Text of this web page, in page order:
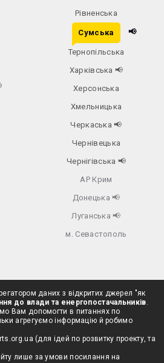
Рівненська
Сумська 📢
Тернопільська
Харківська 📢
Херсонська
Хмельницька
Черкаська📢
Чернівецька
Чернігівська 📢
АР Крим
Донецька 📢
Луганська 📢
м. Севастополь
даних з відкритих джерел "як
до влади та енергопостачальників.
Вам допомогти в питаннях по
агрегуємо інформацію й робимо
(для ідей по розвитку проекту, та
лише за умови посилання на